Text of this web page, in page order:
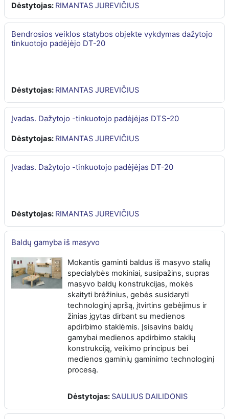
Dėstytojas: RIMANTAS JUREVIČIUS
Bendrosios veiklos statybos objekte vykdymas dažytojo
tinkuotojo padėjėjo DT-20
Dėstytojas: RIMANTAS JUREVIČIUS
Įvadas. Dažytojo -tinkuotojo padėjėjas DTS-20
Dėstytojas: RIMANTAS JUREVIČIUS
Įvadas. Dažytojo -tinkuotojo padėjėjas DT-20
Dėstytojas: RIMANTAS JUREVIČIUS
Baldų gamyba iš masyvo
Mokantis gaminti baldus iš masyvo stalių
specialybės mokiniai, susipažins, supras
masyvo baldų konstrukcijas, mokės
skaityti brėžinius, gebės susidaryti
technologinį apršą, įtvirtins gebėjimus ir
žinias įgytas dirbant su medienos
apdirbimo staklėmis. Įsisavins baldų
gamybai medienos apdirbimo staklių
konstrukciją, veikimo principus bei
medienos gaminių gaminimo technologinį
procesą.
Dėstytojas: SAULIUS DAILIDONIS